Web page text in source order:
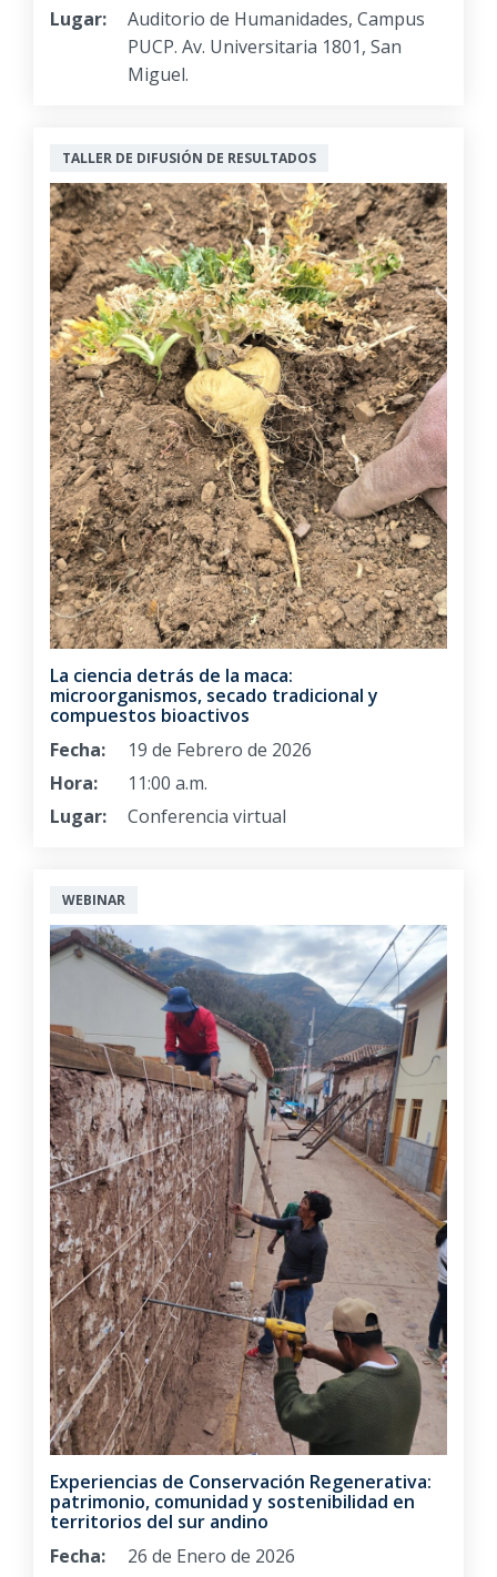
Lugar:
Auditorio de Humanidades, Campus
PUCP. Av. Universitaria 1801, San
Miguel.
TALLER DE DIFUSIÓN DE RESULTADOS
La ciencia detrás de la maca:
microorganismos, secado tradicional y
compuestos bioactivos
Fecha:
19 de Febrero de 2026
Hora:
11:00 a.m.
Lugar:
Conferencia virtual
WEBINAR
Experiencias de Conservación Regenerativa:
patrimonio, comunidad y sostenibilidad en
territorios del sur andino
Fecha:
26 de Enero de 2026